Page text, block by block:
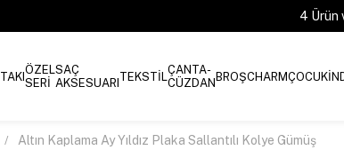
4 Ürün
TAKIÖZEL
SERİ
SAÇ
AKSESUARI TEKSTİLÇANTA-
CÜZDANBROŞCHARMÇOCUK
Altın Kaplama Ay Yıldız Plaka Sallantılı Kolye Gümüş